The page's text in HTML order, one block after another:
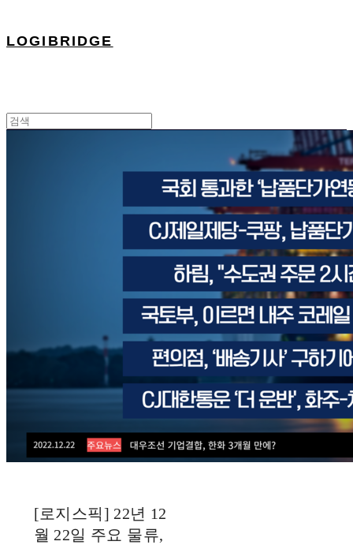
LOGIBRIDGE
[로지스픽] 22년 12
월 22일 주요 물류,